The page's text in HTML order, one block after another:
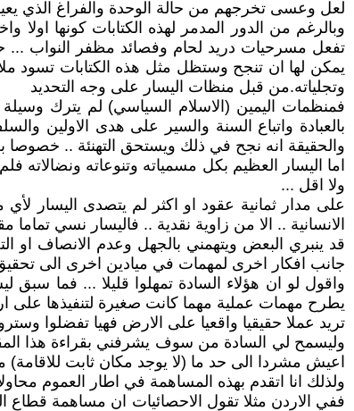
لعل وعسى تخرجهم من حالة الوحدة والفراغ الذي
وبالرغم من الدور المدمر لهذه الكتابات كونها
تفعل مسرحيات دريد لحام وفصائد مظفر النواب ...
يمكن لها ان تنجح وستظل مثل هذه الكتابات تسود
وتجلياته.من قبل منظات اليسار على وجه التحديد
فمنظمات اليمين (الاسلام السياسي) لم يترك وسيلة
بالعبادة واتباع السنة والسير على هدى الاولين
والحقيقة انه نجح في ذلك ويستحق التهنئة .. خصوصا
اما اليسار العظيم بكل مسمياته وتنوعاته
ولا اقل ...
على مدار ثمانية عقود او اكثر لم يتصدى اليسار لأي
الانسانية .. الا من زاوية نقدية .. فاليسار نسي تماما مقولة "اشعل شمعة
قد ينبري البعض ويتهمني بالجهل وعدم الانصاف او
جانب افكار اخرى لمهمات في ميادين اخرى الى تحقيق
واقول لو ان هؤلاء السادة تمهلوا قليلا ... فما سبق
يطرح مهمات عملية مهما كانت صغيرة لتنفيذها على
تريد عملا حقيقيا واقعيا على الارض فهيا تفضلوا
وليسمح لي السادة من سوف يشرفني بقراءة هذا
اعيش مشردا الى حد ما (لا يوجد مكان ثابت للاقامة)
ولذلك انا اتقدم بهذه المساهمة في اطار العموم